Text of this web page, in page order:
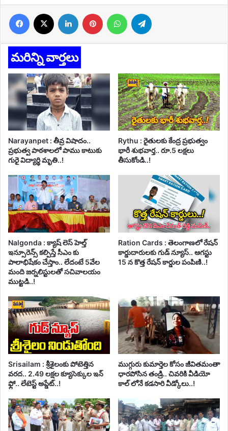
Facebook LinkedIn Pinterest WhatsApp
మరిన్ని వార్తలు
Narayanpet : తీవ్ర విషాదం..
ప్రభుత్వ పాఠశాలలో పాము కాటుకు
గురై విద్యార్థి మృతి..!
Rythu : రైతులకు కేంద్ర ప్రభుత్వం
భారీ శుభవార్త.. రూ.5 లక్షలు
తీసుకోండి..!
Nalgonda : క్యాష్ లెస్ హెల్త్
ఇన్సూరెన్స్ కల్పిస్తే సీఎం కు
పాలాభిషేకం చేస్తాం.. లేదంటే 5వేల
మంది జర్నలిస్టులతో సచివాలయం
ముట్టడి..!
Ration Cards : తెలంగాణలో రేషన్
కార్డుదారులకు గుడ్ న్యూస్.. ఆగస్టు
15 న కొత్త రేషన్ కార్డుల పంపిణి..!
Srisailam : శ్రీశైలంకు పోటెత్తిన
వరద.. 2.49 లక్షల క్యూసెక్కుల ఇన్
ఫ్లో.. లేటెస్ట్ అప్డేట్..!
ముగ్గురు కుమార్తెల కోసం జీవితమంతా
ధారపోసిన తండ్రి.. చివరికి వీడియో
కాల్ లోనే కడసారి వీడ్కోలు..!